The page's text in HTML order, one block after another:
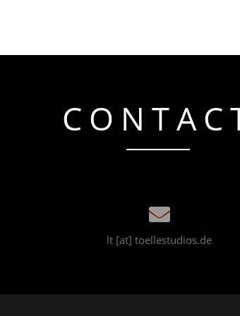
lt [at] toellestudios.de